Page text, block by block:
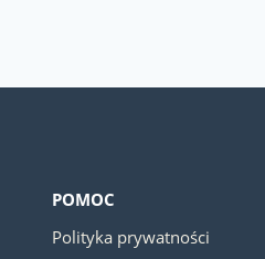
POMOC
Polityka prywatności